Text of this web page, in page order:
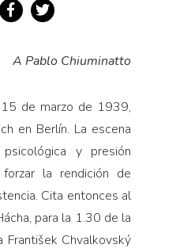
A Pablo Chiuminatto
de marzo de 1939,
en Berlín. La escena
y presión
la rendición de
Cita entonces al
para la 1.30 de la
František Chvalkovský